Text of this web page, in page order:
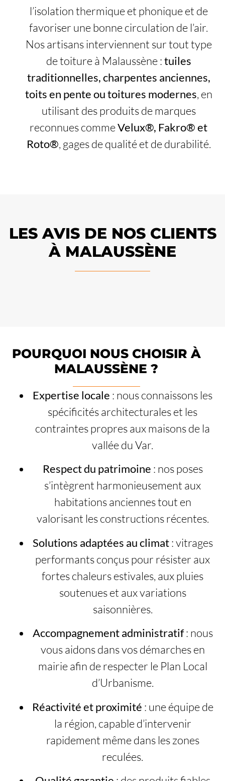
l’isolation thermique et phonique et de
favoriser une bonne circulation de l’air.
Nos artisans interviennent sur tout type
de toiture à Malaussène :tuiles
traditionnelles, charpentes anciennes,
toits en pente ou toitures modernes, en
utilisant des produits de marques
reconnues commeVelux®, Fakro® et
Roto®, gages de qualité et de durabilité.
LES AVIS DE NOS CLIENTS
À MALAUSSÈNE
POURQUOI NOUS CHOISIR À
MALAUSSÈNE ?
Expertise locale : nous connaissons les
spécificités architecturales et les
contraintes propres aux maisons de la
vallée du Var.
Respect du patrimoine : nos poses
s’intègrent harmonieusement aux
habitations anciennes tout en
valorisant les constructions récentes.
Solutions adaptées au climat: vitrages
performants conçus pour résister aux
fortes chaleurs estivales, aux pluies
soutenues et aux variations
saisonnières.
Accompagnement administratif: nous
vous aidons dans vos démarches en
mairie afin de respecter le Plan Local
d’Urbanisme.
Réactivité et proximité : une équipe de
la région, capable d’intervenir
rapidement même dans les zones
reculées.